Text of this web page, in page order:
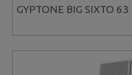
GYPTONE BIG SIXTO 63